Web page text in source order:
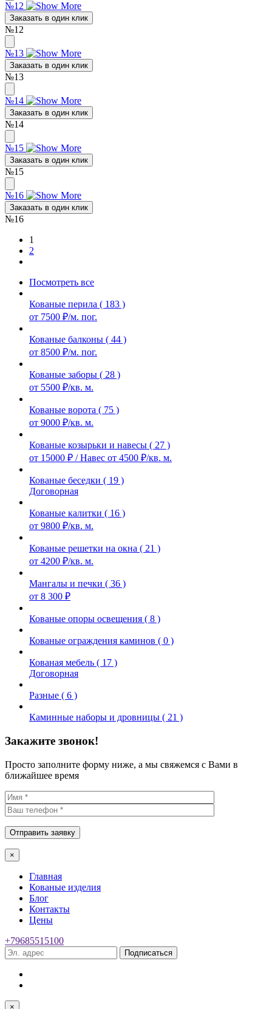
№12
Заказать в один клик
№12
№13
Заказать в один клик
№13
№14
Заказать в один клик
№14
№15
Заказать в один клик
№15
№16
Заказать в один клик
№16
1
2
Посмотреть все
Кованые перила ( 183 )
от 7500 ₽/м. пог.
Кованые балконы ( 44 )
от 8500 ₽/м. пог.
Кованые заборы ( 28 )
от 5500 ₽/кв. м.
Кованые ворота ( 75 )
от 9000 ₽/кв. м.
Кованые козырьки и навесы ( 27 )
от 15000 ₽ / Навес от 4500 ₽/кв. м.
Кованые беседки ( 19 )
Договорная
Кованые калитки ( 16 )
от 9800 ₽/кв. м.
Кованые решетки на окна ( 21 )
от 4200 ₽/кв. м.
Мангалы и печки ( 36 )
от 8 300 ₽
Кованые опоры освещения ( 8 )
Кованые ограждения каминов ( 0 )
Кованая мебель ( 17 )
Договорная
Разные ( 6 )
Каминные наборы и дровницы ( 21 )
Закажите звонок!
Просто заполните форму ниже, а мы свяжемся с Вами в
ближайшее время
×
Главная
Кованые изделия
Блог
Контакты
Цены
+79685515100
Подписаться
×